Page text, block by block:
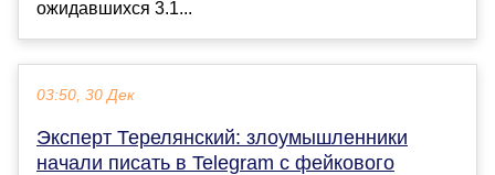
ожидавшихся 3.1...
03:50, 30 Дек
Эксперт Терелянский: злоумышленники
начали писать в Telegram с фейкового